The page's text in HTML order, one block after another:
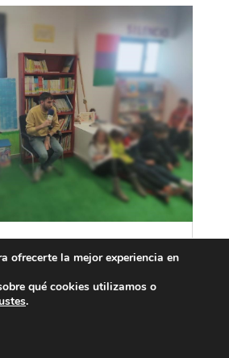
COMUNÍCATE,
a CARBAJOSA
manos de su director Luis
voz
clases de Menuda Voz, se
ofrecerte la mejor experiencia en
qué cookies utilizamos o
.